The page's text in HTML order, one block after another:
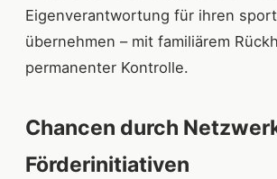
Eigenverantwortung für ihren
übernehmen – mit familiärem
permanenter Kontrolle.
Chancen durch
Förderinitiativen